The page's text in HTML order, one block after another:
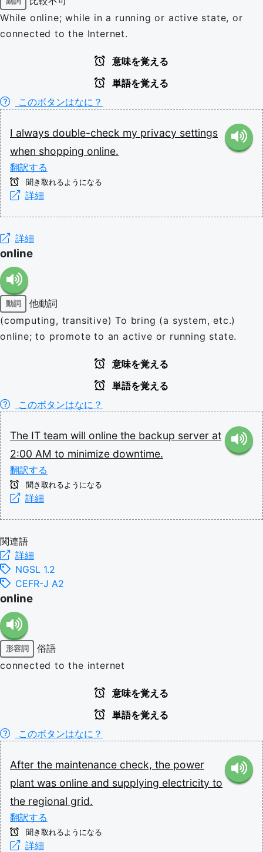
While online; while in a running or active state, or
connected to the Internet.
意味を覚える
単語を覚える
このボタンはなに？
I always double-check my privacy settings
when shopping online.
翻訳する
聞き取れるようになる
詳細
詳細
online
動詞
他動詞
(computing, transitive) To bring (a system, etc.)
online; to promote to an active or running state.
意味を覚える
単語を覚える
このボタンはなに？
The IT team will online the backup server at
2:00 AM to minimize downtime.
翻訳する
聞き取れるようになる
詳細
関連語
詳細
NGSL 1.2
CEFR-J A2
online
形容詞
俗語
connected to the internet
意味を覚える
単語を覚える
このボタンはなに？
After the maintenance check, the power
plant was online and supplying electricity to
the regional grid.
翻訳する
聞き取れるようになる
詳細